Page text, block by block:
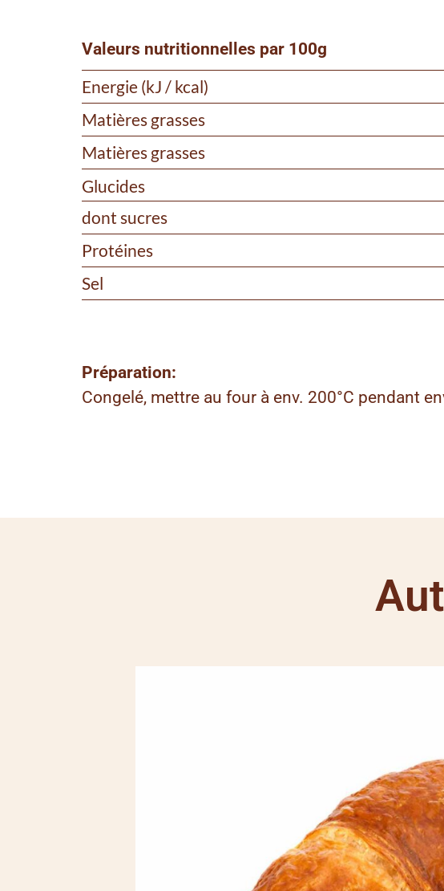
Valeurs nutritionnelles par 100g
Energie (kJ / kcal)
Matières grasses
Matières grasses
Glucides
dont sucres
Protéines
Sel
Préparation:
Congelé, mettre au four à env. 200°C pendant